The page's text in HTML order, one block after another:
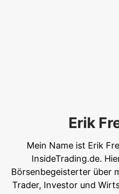
Erik
Mein Name ist Erik
InsideTrading.de.
Börsenbegeisterter über
Trader, Investor und